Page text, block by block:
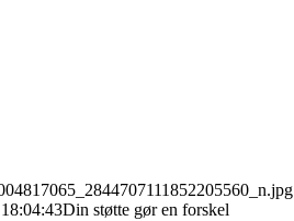
Din støtte gør en forskel